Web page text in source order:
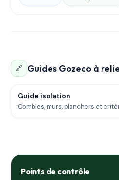
🔗 Guides Gozeco à
Guide isolation
Combles, murs, planchers et
Points de contrôle